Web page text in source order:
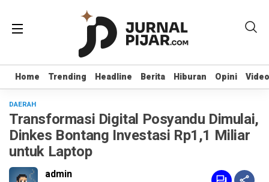
Home Trending Headline Berita Hiburan Opini Video
Home Trending Headline Berita Hiburan Opini Video
DAERAH
Transformasi Digital Posyandu Dimulai,
Dinkes Bontang Investasi Rp1,1 Miliar
untuk Laptop
admin